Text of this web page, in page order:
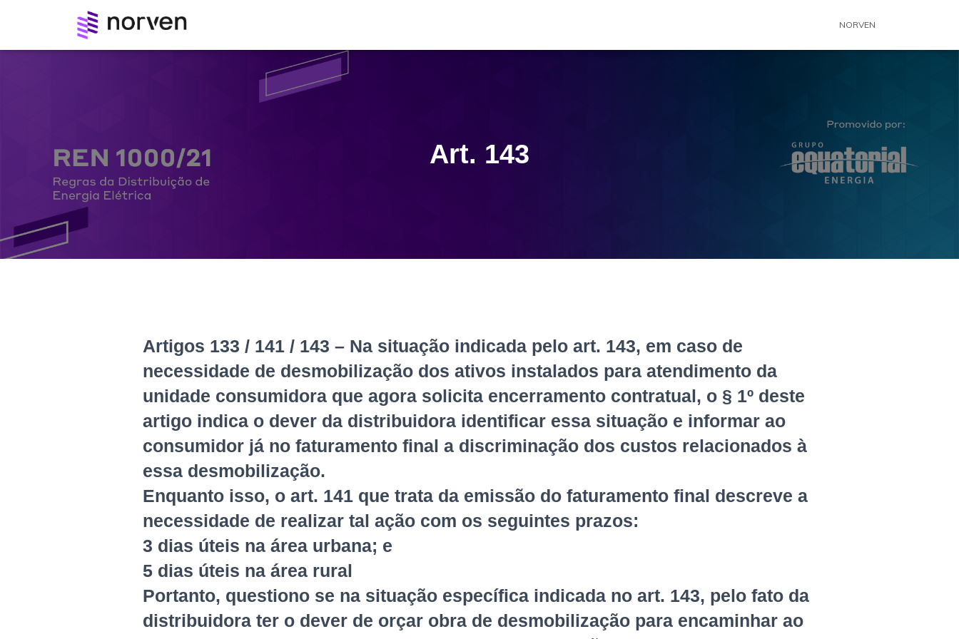
NORVEN
Art. 143
Artigos 133 / 141 / 143 – Na situação indicada pelo art. 143, em caso de
necessidade de desmobilização dos ativos instalados para atendimento da
unidade consumidora que agora solicita encerramento contratual, o § 1º deste
artigo indica o dever da distribuidora identificar essa situação e informar ao
consumidor já no faturamento final a discriminação dos custos relacionados à
essa desmobilização.
Enquanto isso, o art. 141 que trata da emissão do faturamento final descreve a
necessidade de realizar tal ação com os seguintes prazos:
3 dias úteis na área urbana; e
5 dias úteis na área rural
Portanto, questiono se na situação específica indicada no art. 143, pelo fato da
distribuidora ter o dever de orçar obra de desmobilização para encaminhar ao